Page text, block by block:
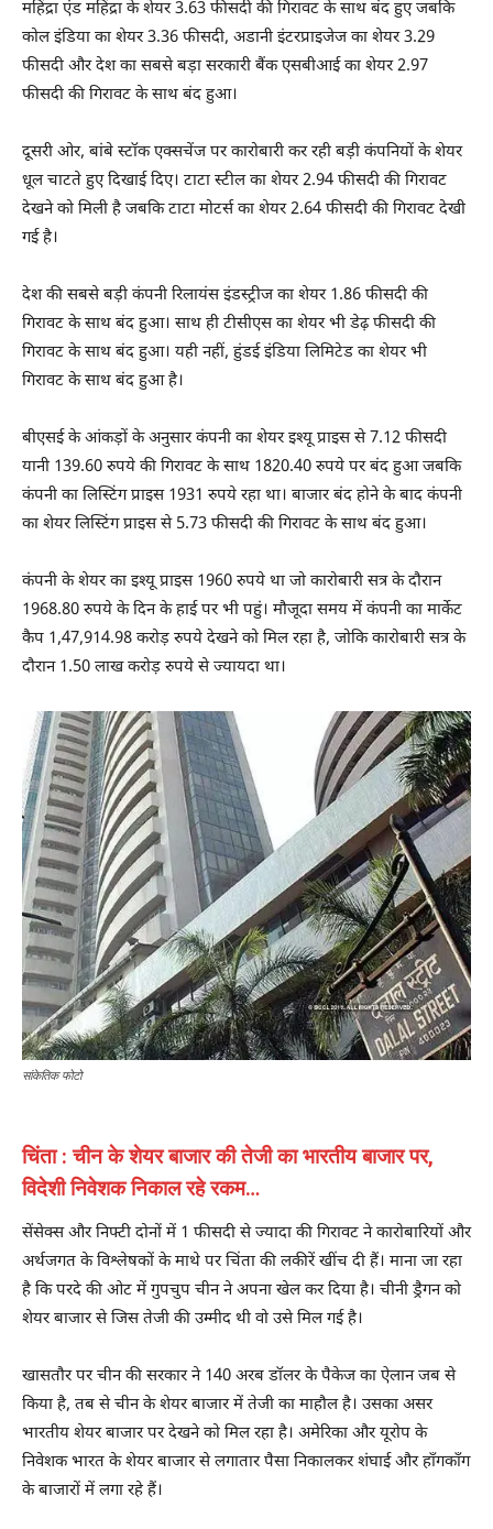
महिंद्रा एंड महिंद्रा के शेयर 3.63 फीसदी की गिरावट के साथ बंद हुए जबकि
कोल इंडिया का शेयर 3.36 फीसदी, अडानी इंटरप्राइजेज का शेयर 3.29
फीसदी और देश का सबसे बड़ा सरकारी बैंक एसबीआई का शेयर 2.97
फीसदी की गिरावट के साथ बंद हुआ।
दूसरी ओर, बांबे स्टॉक एक्सचेंज पर कारोबारी कर रही बड़ी कंपनियों के शेयर
धूल चाटते हुए दिखाई दिए। टाटा स्टील का शेयर 2.94 फीसदी की गिरावट
देखने को मिली है जबकि टाटा मोटर्स का शेयर 2.64 फीसदी की गिरावट देखी
गई है।
देश की सबसे बड़ी कंपनी रिलायंस इंडस्ट्रीज का शेयर 1.86 फीसदी की
गिरावट के साथ बंद हुआ। साथ ही टीसीएस का शेयर भी डेढ़ फीसदी की
गिरावट के साथ बंद हुआ। यही नहीं, हुंडई इंडिया लिमिटेड का शेयर भी
गिरावट के साथ बंद हुआ है।
बीएसई के आंकड़ों के अनुसार कंपनी का शेयर इश्यू प्राइस से 7.12 फीसदी
यानी 139.60 रुपये की गिरावट के साथ 1820.40 रुपये पर बंद हुआ जबकि
कंपनी का लिस्टिंग प्राइस 1931 रुपये रहा था। बाजार बंद होने के बाद कंपनी
का शेयर लिस्टिंग प्राइस से 5.73 फीसदी की गिरावट के साथ बंद हुआ।
कंपनी के शेयर का इश्यू प्राइस 1960 रुपये था जो कारोबारी सत्र के दौरान
1968.80 रुपये के दिन के हाई पर भी पहुं। मौजूदा समय में कंपनी का मार्केट
कैप 1,47,914.98 करोड़ रुपये देखने को मिल रहा है, जोकि कारोबारी सत्र के
दौरान 1.50 लाख करोड़ रुपये से ज्यायदा था।
सांकेतिक फोटो
चिंता : चीन के शेयर बाजार की तेजी का भारतीय बाजार पर,
विदेशी निवेशक निकाल रहे रकम…
सेंसेक्स और निफ्टी दोनों में 1 फीसदी से ज्यादा की गिरावट ने कारोबारियों और
अर्थजगत के विश्लेषकों के माथे पर चिंता की लकीरें खींच दी हैं। माना जा रहा
है कि परदे की ओट में गुपचुप चीन ने अपना खेल कर दिया है। चीनी ड्रैगन को
शेयर बाजार से जिस तेजी की उम्मीद थी वो उसे मिल गई है।
खासतौर पर चीन की सरकार ने 140 अरब डॉलर के पैकेज का ऐलान जब से
किया है, तब से चीन के शेयर बाजार में तेजी का माहौल है। उसका असर
भारतीय शेयर बाजार पर देखने को मिल रहा है। अमेरिका और यूरोप के
निवेशक भारत के शेयर बाजार से लगातार पैसा निकालकर शंघाई और हॉंगकॉंग
के बाजारों में लगा रहे हैं।